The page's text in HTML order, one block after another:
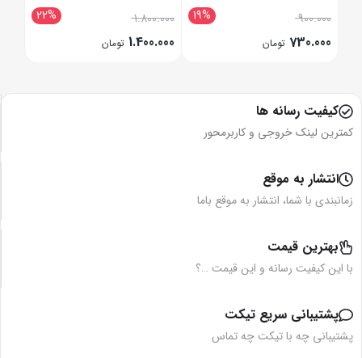
19% 900.000
730.000 تومان
22% 1.800.000
1.400.000 تومان
کیفیت رسانه ها
کمترین لینک خروجی و کاربرمحور
انتشار به موقع
زمانبندی با شما، انتشار به موقع باما
بهترین قیمت
با این کیفیت رسانه و این قیمت …؟
پشتیبانی سریع تیکت
پشتیبانی چه با تیکت چه تماس